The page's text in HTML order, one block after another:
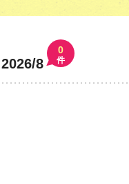
2026/8
0
件